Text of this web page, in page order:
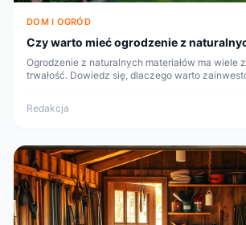
DOM I OGRÓD
Czy warto mieć ogrodzenie z
Ogrodzenie z naturalnych materiałów ma wiele
trwałość. Dowiedz się, dlaczego warto
Redakcja